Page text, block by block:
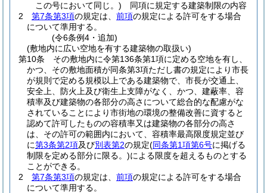
この号において同じ。) 同項に規定する建築制限の内容
2
第7条第3項の規定は、 前項の規定による許可をする場合
について準用する。
(令6条例4・追加)
(敷地内に広い空地を有する建築物の取扱い)
第10条
その敷地内に令第136条第1項に定める空地を有し、
かつ、その敷地面積が同条第3項ただし書の規定により市長
が規則で定める規模以上である建築物で、市長が交通上、
安全上、防火上及び衛生上支障がなく、かつ、建蔽率、容
積率及び建築物の各部分の高さについて総合的な配慮がな
されていることにより市街地の環境の整備改善に資すると
認めて許可したものの容積率又は建築物の各部分の高さ
は、その許可の範囲内において、容積率最高限度規定並び
に第3条第2項及び別表第2の規定(同条第1項第6号に掲げる
制限を定める部分に限る。)による限度を超えるものとする
ことができる。
2
第7条第3項の規定は、 前項の規定による許可をする場合
について準用する。